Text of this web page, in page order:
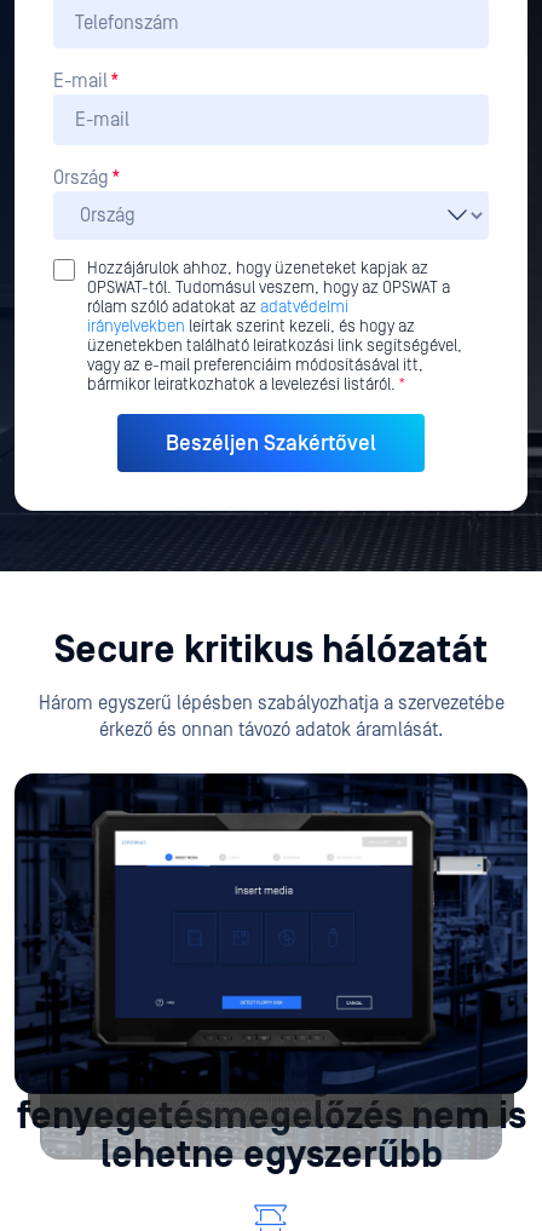
E-mail*
Ország *
Hozzájárulok ahhoz, hogy üzeneteket kapjak az
OPSWAT-tól. Tudomásul veszem, hogy az OPSWAT a
rólam szóló adatokat az adatvédelmi
irányelvekben leírtak szerint kezeli, és hogy az
üzenetekben található leiratkozási link segítségével,
vagy az e-mail preferenciáim módosításával itt,
bármikor leiratkozhatok a levelezési listáról. *
Secure kritikus hálózatát
Három egyszerű lépésben szabályozhatja a szervezetébe
érkező és onnan távozó adatok áramlását.
Beillesztés Media
MetaDefender Kiosk 20+ médiatípust fogad el.
Folyamat fájlok
Eredmények felülvizsgálata
Az átfogó
fenyegetésmegelőzés nem is
lehetne egyszerűbb